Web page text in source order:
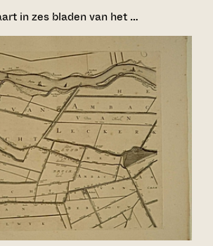
in zes bladen van het …